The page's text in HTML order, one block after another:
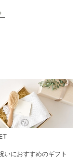
いにおすすめのギフト